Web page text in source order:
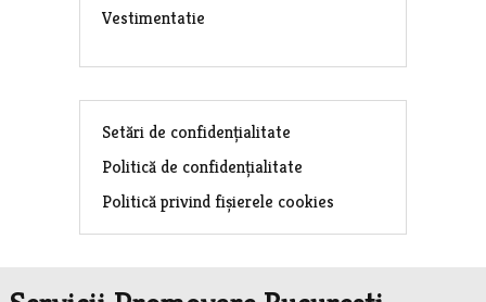
Vestimentatie
Setări de confidențialitate
Politică de confidențialitate
Politică privind fișierele cookies